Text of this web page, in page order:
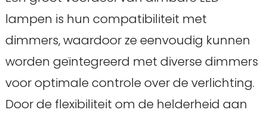
lampen is hun compatibiliteit met
dimmers, waardoor ze eenvoudig kunnen
worden geïntegreerd met diverse dimmers
voor optimale controle over de verlichting.
Door de flexibiliteit om de helderheid aan